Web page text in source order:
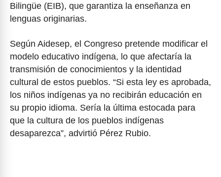
Bilingüe (EIB), que garantiza la enseñanza en
lenguas originarias.
Según Aidesep, el Congreso pretende modificar el
modelo educativo indígena, lo que afectaría la
transmisión de conocimientos y la identidad
cultural de estos pueblos. “Si esta ley es aprobada,
los niños indígenas ya no recibirán educación en
su propio idioma. Sería la última estocada para
que la cultura de los pueblos indígenas
desaparezca”, advirtió Pérez Rubio.